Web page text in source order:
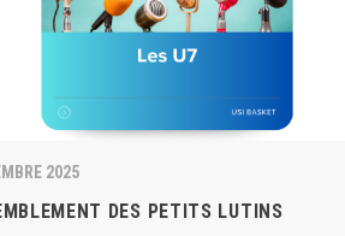
2025
DES PETITS LUTINS